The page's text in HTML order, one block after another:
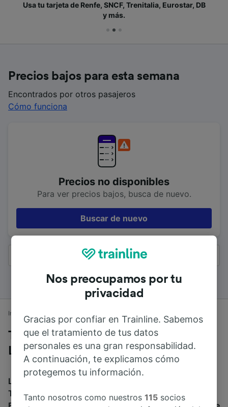
Usa tu tarjeta de Renfe, SNCF, Trenitalia, Eurostar, DB
y más.
Precios bajos para esta semana
Encontrados por otros pasajeros
Cómo funciona
Precios no disponibles
Para ver precios bajos, busca de nuevo.
Buscar de nuevo
Todos los resultados
Inicio
Trenes desde Burton-on-Trent a
Londres
La duración media de viaje en tren entre Burton-on-
Trent y Londres es de 3h 8min. El tren más veloz de
Nos preocupamos por tu
privacidad
Gracias por confiar en Trainline. Sabemos
que el tratamiento de tus datos
personales es una gran responsabilidad.
A continuación, te explicamos cómo
protegemos tu información.
Tanto nosotros como nuestros115 socios